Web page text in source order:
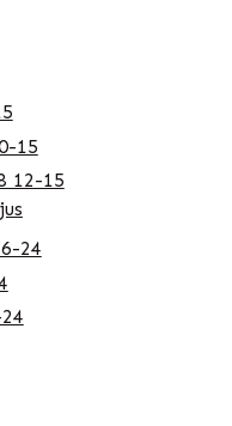
15
12-15
24